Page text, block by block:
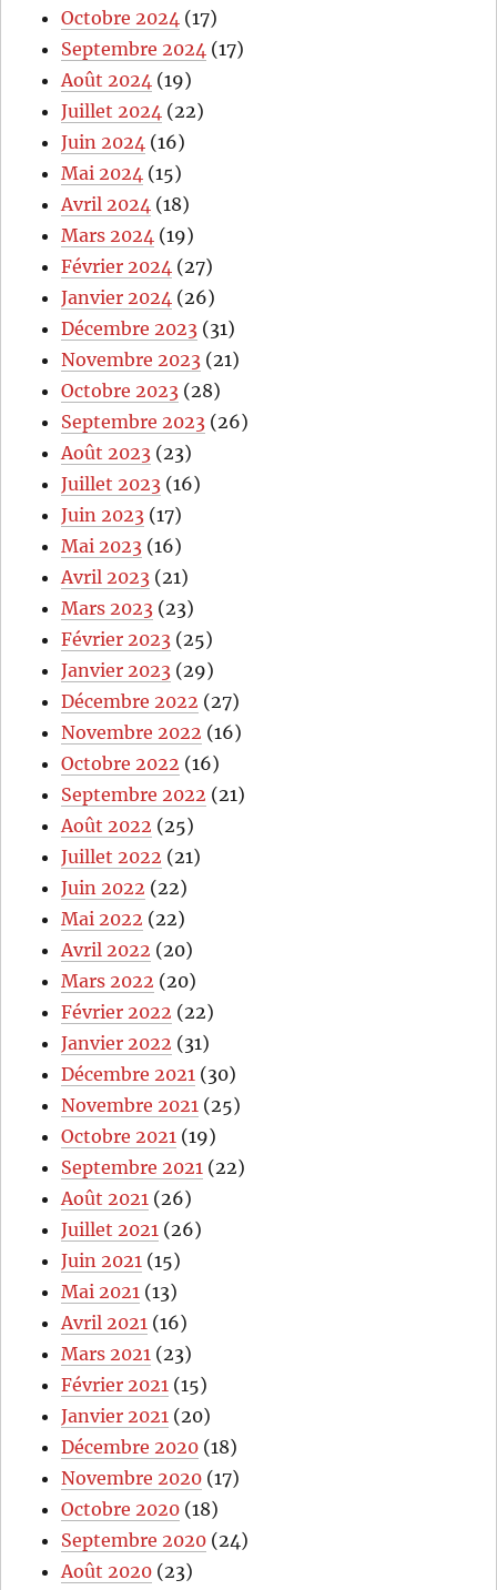
Octobre 2024 (17)
Septembre 2024 (17)
Août 2024 (19)
Juillet 2024 (22)
Juin 2024 (16)
Mai 2024 (15)
Avril 2024 (18)
Mars 2024 (19)
Février 2024 (27)
Janvier 2024 (26)
Décembre 2023 (31)
Novembre 2023 (21)
Octobre 2023 (28)
Septembre 2023 (26)
Août 2023 (23)
Juillet 2023 (16)
Juin 2023 (17)
Mai 2023 (16)
Avril 2023 (21)
Mars 2023 (23)
Février 2023 (25)
Janvier 2023 (29)
Décembre 2022 (27)
Novembre 2022 (16)
Octobre 2022 (16)
Septembre 2022 (21)
Août 2022 (25)
Juillet 2022 (21)
Juin 2022 (22)
Mai 2022 (22)
Avril 2022 (20)
Mars 2022 (20)
Février 2022 (22)
Janvier 2022 (31)
Décembre 2021 (30)
Novembre 2021 (25)
Octobre 2021 (19)
Septembre 2021 (22)
Août 2021 (26)
Juillet 2021 (26)
Juin 2021 (15)
Mai 2021 (13)
Avril 2021 (16)
Mars 2021 (23)
Février 2021 (15)
Janvier 2021 (20)
Décembre 2020 (18)
Novembre 2020 (17)
Octobre 2020 (18)
Septembre 2020 (24)
Août 2020 (23)